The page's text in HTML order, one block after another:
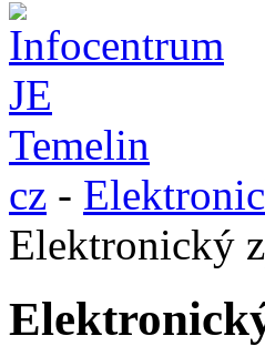
cz -
Elektronický